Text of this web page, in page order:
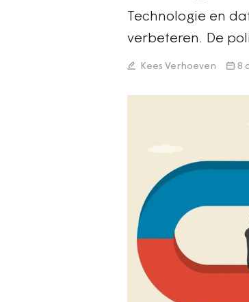
Technologie en
verbeteren. De
Kees Verhoeven 8